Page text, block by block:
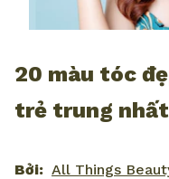
20 màu tóc
trẻ trung
Bởi: All Things